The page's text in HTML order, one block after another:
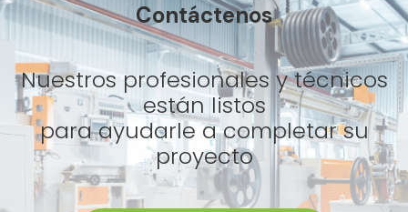
Contáctenos
Nuestros profesionales y técnicos
están listos
para ayudarle a completar su
proyecto